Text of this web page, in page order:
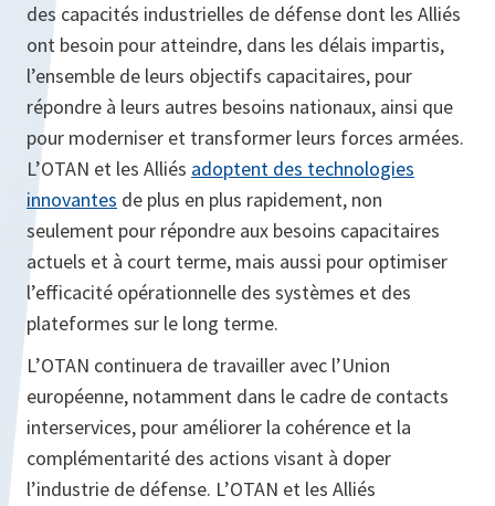
des capacités industrielles de défense dont les Alliés
ont besoin pour atteindre, dans les délais impartis,
l’ensemble de leurs objectifs capacitaires, pour
répondre à leurs autres besoins nationaux, ainsi que
pour moderniser et transformer leurs forces armées.
L’OTAN et les Alliés adoptent des technologies
innovantes de plus en plus rapidement, non
seulement pour répondre aux besoins capacitaires
actuels et à court terme, mais aussi pour optimiser
l’efficacité opérationnelle des systèmes et des
plateformes sur le long terme.
L’OTAN continuera de travailler avec l’Union
européenne, notamment dans le cadre de contacts
interservices, pour améliorer la cohérence et la
complémentarité des actions visant à doper
l’industrie de défense. L’OTAN et les Alliés